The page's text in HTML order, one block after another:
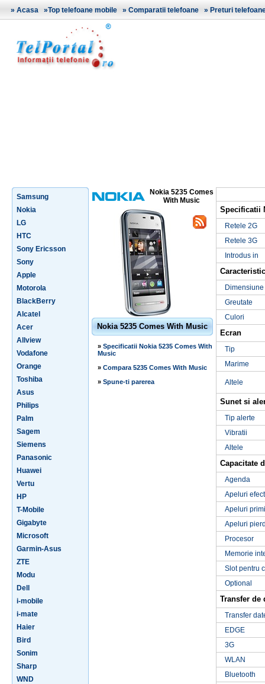
» Acasa »Top telefoane mobile » Comparatii telefoane » Preturi
Samsung
Nokia
LG
HTC
Sony Ericsson
Sony
Apple
Motorola
BlackBerry
Alcatel
Acer
Allview
Vodafone
Orange
Toshiba
Asus
Philips
Palm
Sagem
Siemens
Panasonic
Huawei
Vertu
HP
T-Mobile
Gigabyte
Microsoft
Garmin-Asus
ZTE
Modu
Dell
i-mobile
i-mate
Haier
Bird
Sonim
Sharp
WND
Nokia 5235 Comes
With Music
Nokia 5235 Comes With Music
» Specificatii Nokia 5235 Comes With
Music
» Compara 5235 Comes With Music
» Spune-ti parerea
Specificatii
Retele 2G
Retele 3G
Introdus in
Dimensiune
Greutate
Culori
Ecran
Tip
Marime
Altele
Sunet si
Tip alerte
Vibratii
Altele
Capacitate
Agenda
Apeluri
Apeluri
Apeluri
Procesor
Memorie
Slot pentru
Optional
Transfer de
Transfer
EDGE
3G
WLAN
Bluetooth